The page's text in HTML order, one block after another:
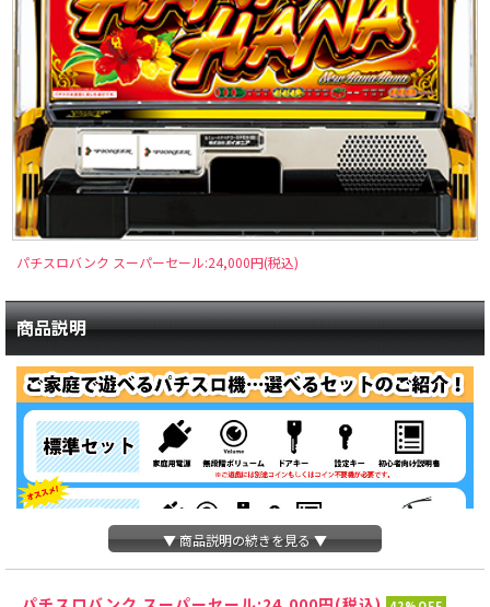
パチスロバンク スーパーセール:24,000円(税込)
商品説明
▼ 商品説明の続きを見る ▼